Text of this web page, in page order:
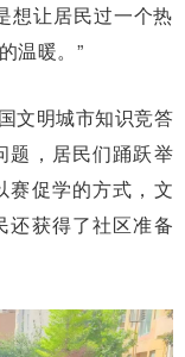
想让居民过一个热
温暖。”
文明城市知识竞答
题，居民们踊跃举
赛促学的方式，文
还获得了社区准备